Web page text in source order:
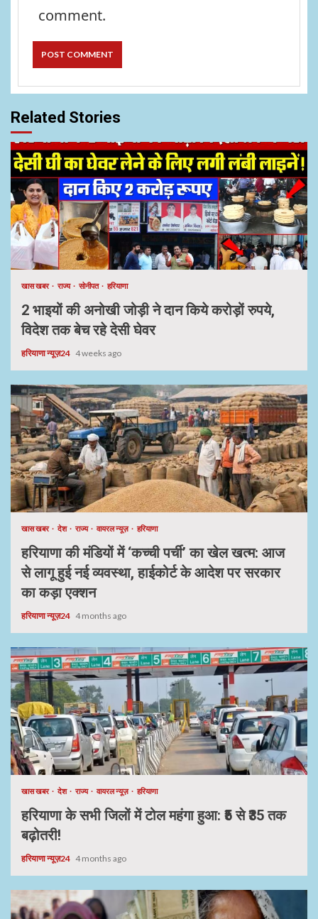
comment.
Related Stories
खास खबर राज्य सोनीपत हरियाणा
2 भाइयों की अनोखी जोड़ी ने दान किये करोड़ों रुपये,
विदेश तक बेच रहे देसी घेवर
हरियाणा न्यूज़24 4 weeks ago
खास खबर देश राज्य वायरल न्यूज़ हरियाणा
हरियाणा की मंडियों में ‘कच्ची पर्ची’ का खेल खत्म: आज
से लागू हुई नई व्यवस्था, हाईकोर्ट के आदेश पर सरकार
का कड़ा एक्शन
हरियाणा न्यूज़24 4 months ago
खास खबर देश राज्य वायरल न्यूज़ हरियाणा
हरियाणा के सभी जिलों में टोल महंगा हुआ: ₹5 से ₹35 तक
बढ़ोतरी!
हरियाणा न्यूज़24 4 months ago